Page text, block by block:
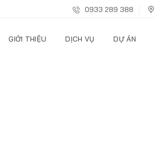
0933 289 388
GIỚI THIỆU DỊCH VỤ DỰ ÁN